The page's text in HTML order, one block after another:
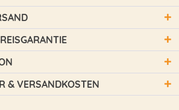
& VERSANDKOSTEN